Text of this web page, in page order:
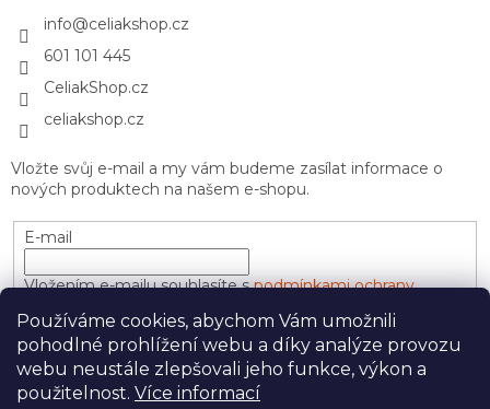
Používáme cookies, abychom Vám umožnili
pohodlné prohlížení webu a díky analýze provozu
webu neustále zlepšovali jeho funkce, výkon a
použitelnost. Více informací
info@celiakshop.cz
601 101 445
CeliakShop.cz
celiakshop.cz
Vložte svůj e-mail a my vám budeme zasílat informace o
nových produktech na našem e-shopu.
E-mail
Vložením e-mailu souhlasíte spodmínkami ochrany
PŘIHLÁSIT SE